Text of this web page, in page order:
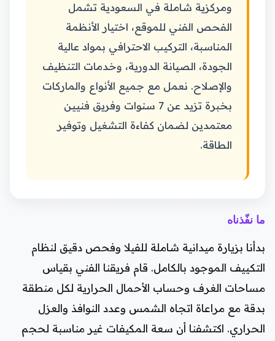
ومركزية شاملة في السعودية تشمل
الفحص الفني للموقع، اختيار الأنظمة
المناسبة، التركيب الاحترافي بمواد عالية
الجودة، الصيانة الدورية، وخدمات التنظيف
والإصلاح. نعمل مع جميع الأنواع والماركات
بخبرة تزيد عن 7 سنوات وفريق فنيين
معتمدين لضمان كفاءة التشغيل وتوفير
الطاقة.
ما نفّذناه
بدأنا بزيارة ميدانية شاملة للفيلا وفحص دقيق لنظام
التكييف الموجود بالكامل. قام فريقنا الفني بقياس
مساحات الغرف وحساب الأحمال الحرارية لكل منطقة
بدقة مع مراعاة اتجاه الشمس وعدد النوافذ والعزل
الحراري. اكتشفنا أن سعة المكيفات غير مناسبة لحجم